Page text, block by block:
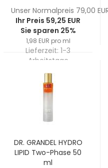
Unser Normalpreis 79,00
Ihr Preis 59,25 EUR
Sie sparen 25%
1,98 EUR pro ml
Lieferzeit: 1-3
Arbeitstage
DR. GRANDEL HYDRO
LIPID Two-Phase 50
ml